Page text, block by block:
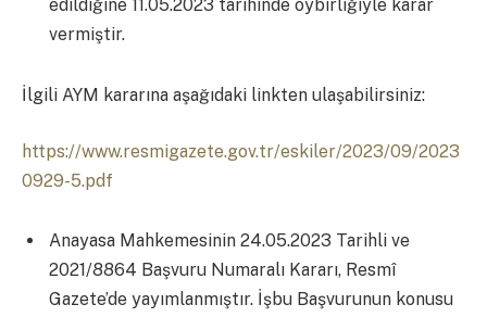
edildiğine 11.05.2023 tarihinde oybirliğiyle karar
vermiştir.
İlgili AYM kararına aşağıdaki linkten ulaşabilirsiniz:
https://www.resmigazete.gov.tr/eskiler/2023/09/2023
0929-5.pdf
Anayasa Mahkemesinin 24.05.2023 Tarihli ve
2021/8864 Başvuru Numaralı Kararı, Resmî
Gazete’de yayımlanmıştır. İşbu Başvurunun konusu